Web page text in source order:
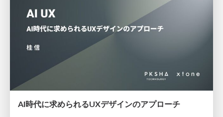
AI時代に求められるUXデザインのアプローチ